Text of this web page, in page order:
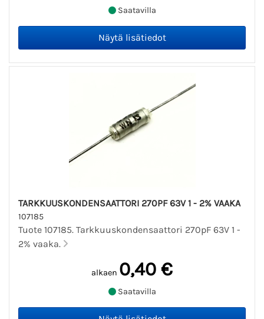
Saatavilla
TARKKUUSKONDENSAATTORI 270PF 63V 1 - 2% VAAKA
107185
Tuote 107185. Tarkkuuskondensaattori 270pF 63V 1 -
2% vaaka.
alkaen 0,40 €
Saatavilla